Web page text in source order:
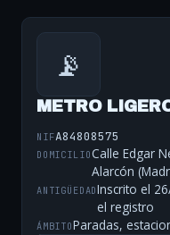
📡
METRO
NIFA84808575
DOMICILIOCalle Edgar
Alarcón
ANTIGÜEDADInscrito el
el registro
ÁMBITOParadas,